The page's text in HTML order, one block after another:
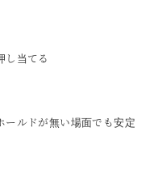
し当てる
ルドが無い場面でも安定